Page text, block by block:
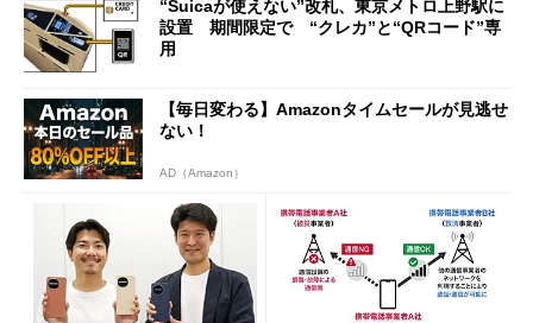
“Suicaが使えない”改札、東京メトロ上野駅に
設置 期間限定で “クレカ”と“QRコード”専
用
【毎日変わる】Amazonタイムセールが見逃せ
ない！
AD（Amazon）